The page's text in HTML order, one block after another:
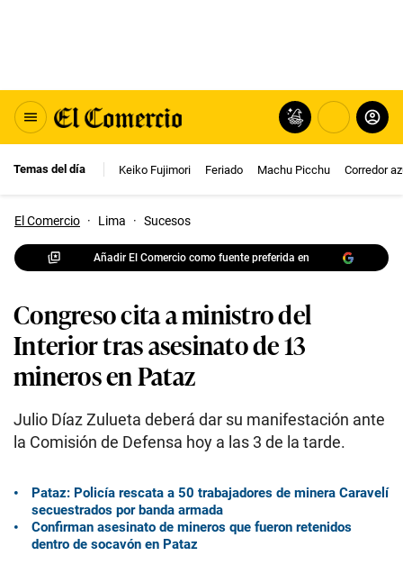
Temas del día Keiko Fujimori Feriado Machu Picchu Corredor
El Comercio · Lima · Sucesos
Añadir El Comercio como fuente preferida en
Congreso cita a ministro del
Interior tras asesinato de 13
mineros en Pataz
Julio Díaz Zulueta deberá dar su manifestación ante
la Comisión de Defensa hoy a las 3 de la tarde.
Pataz: Policía rescata a 50 trabajadores de minera Caravelí
secuestrados por banda armada
Confirman asesinato de mineros que fueron retenidos
dentro de socavón en Pataz